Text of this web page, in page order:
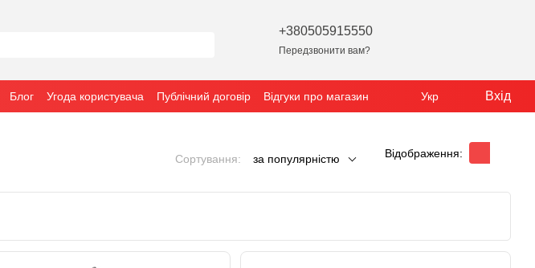
+380505915550
Передзвонити вам?
Блог Угода користувача Публічний договір Відгуки про магазин Укр Вхід
Сортування: за популярністю Відображення: